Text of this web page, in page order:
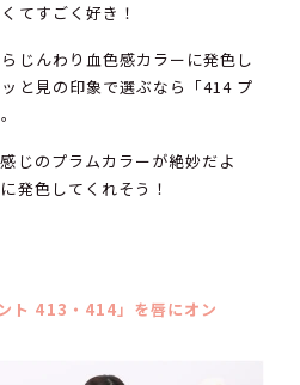
てすごく好き！
じんわり血色感カラーに発色し
と見の印象で選ぶなら「414 プ
じのプラムカラーが絶妙だよ
発色してくれそう！
ト 413・414」を唇にオン